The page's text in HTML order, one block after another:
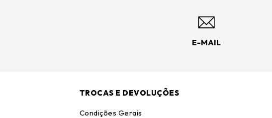
E-MAIL
TROCAS E DEVOLUÇÕES
Condições Gerais